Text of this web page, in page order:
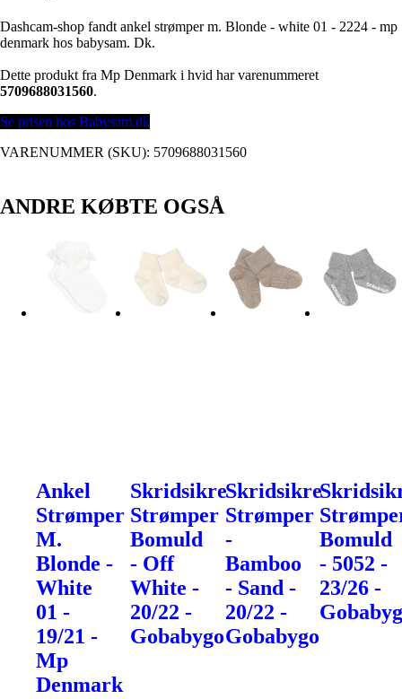
Dashcam-shop fandt ankel strømper m. Blonde - white 01 - 2224 - mp
denmark hos babysam. Dk.
Dette produkt fra Mp Denmark i hvid har varenummeret
5709688031560.
Se prisen hos Babysam.dk
VARENUMMER (SKU): 5709688031560
ANDRE KØBTE OGSÅ
Ankel
Strømper
M.
Blonde -
White
01 -
19/21 -
Mp
Denmark
Skridsikre
Strømper
Bomuld
- Off
White -
20/22 -
Gobabygo
Skridsikre
Strømper
-
Bamboo
- Sand -
20/22 -
Gobabygo
Bomuld
- 5052 -
23/26 -